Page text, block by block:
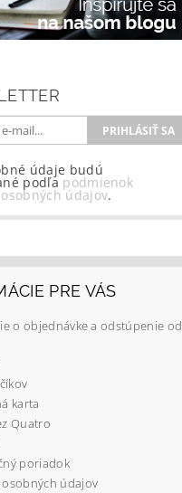
údaje budú
podľa podmienok
údajov.
PRE VÁS
o objednávke a odstúpenie od
karta
Quatro
poriadok
údajov